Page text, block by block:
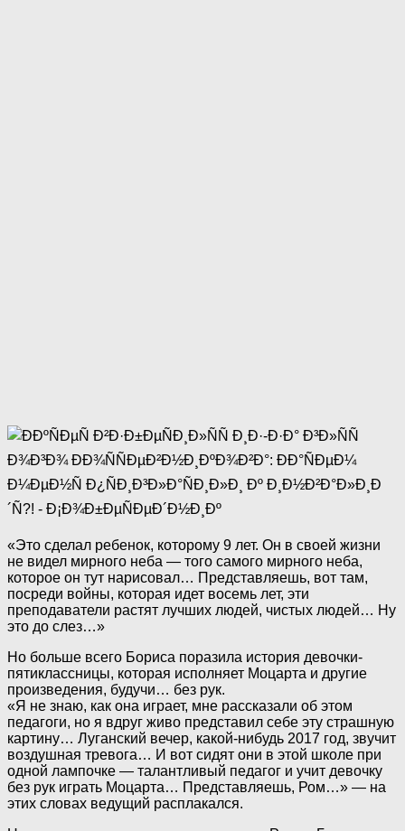
«Это сделал ребенок, которому 9 лет. Он в своей жизни
не видел мирного неба — того самого мирного неба,
которое он тут нарисовал… Представляешь, вот там,
посреди войны, которая идет восемь лет, эти
преподаватели растят лучших людей, чистых людей… Ну
это до слез…»
Но больше всего Бориса поразила история девочки-
пятиклассницы, которая исполняет Моцарта и другие
произведения, будучи… без рук.
«Я не знаю, как она играет, мне рассказали об этом
педагоги, но я вдруг живо представил себе эту страшную
картину… Луганский вечер, какой-нибудь 2017 год, звучит
воздушная тревога… И вот сидят они в этой школе при
одной лампочке — талантливый педагог и учит девочку
без рук играть Моцарта… Представляешь, Ром…» — на
этих словах ведущий расплакался.